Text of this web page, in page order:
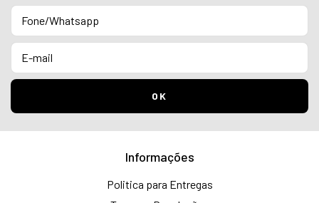
Informações
Politica para Entregas